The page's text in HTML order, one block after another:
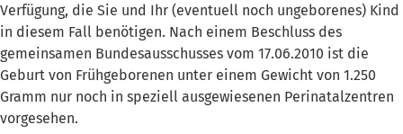
Verfügung, die Sie und Ihr (eventuell noch ungeborenes) Kind
in diesem Fall benötigen. Nach einem Beschluss des
gemeinsamen Bundesausschusses vom 17.06.2010 ist die
Geburt von Frühgeborenen unter einem Gewicht von 1.250
Gramm nur noch in speziell ausgewiesenen Perinatalzentren
vorgesehen.